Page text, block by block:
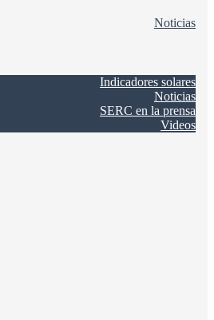
Noticias
Indicadores solares
Noticias
SERC en la prensa
Videos